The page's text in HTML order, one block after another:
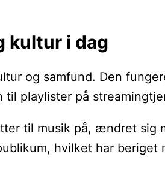
kultur i dag
og samfund. Den
playlister på
til musik på, ændret
hvilket har